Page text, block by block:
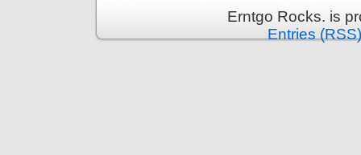
Erntgo Rocks. is
Entries (RSS)